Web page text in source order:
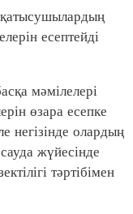
есептейді
мәмілелері
өзара есепке
негізінде олардың
жүйесінде
тәртібімен